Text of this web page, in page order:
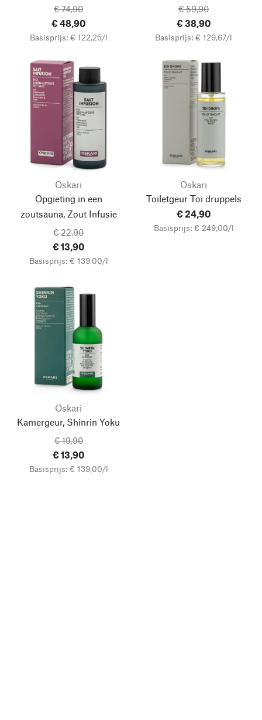
€ 74,90
€ 48,90
Basisprijs: € 122,25/l
€ 59,90
€ 38,90
Basisprijs: € 129,67/l
Oskari
Opgieting in een
zoutsauna, Zout Infusie
€ 22,90
€ 13,90
Basisprijs: € 139,00/l
Oskari
Toiletgeur Toi druppels
€ 24,90
Basisprijs: € 249,00/l
Oskari
Kamergeur, Shinrin Yoku
€ 19,90
€ 13,90
Basisprijs: € 139,00/l